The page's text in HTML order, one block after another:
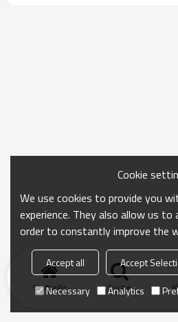
Startseite Suche
Cookie
We use cookies to provide you
experience. They also allow us to
order to constantly improve the
Accept all Accept
Necessary
Analytics